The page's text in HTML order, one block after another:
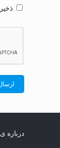
درباره